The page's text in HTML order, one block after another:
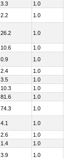
3.3 1.0
2.2 1.0
26.2 1.0
10.6 1.0
0.9 1.0
2.4 1.0
3.5 1.0
10.3 1.0
81.6 1.0
74.3 1.0
4.1 1.0
2.6 1.0
1.4 1.0
3.9 1.0